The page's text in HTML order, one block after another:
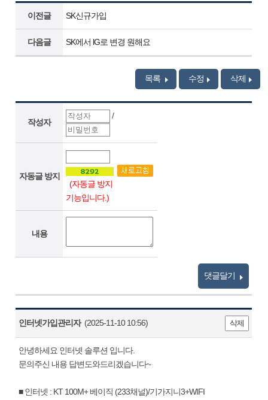
이전글 SK신규가입
다음글 SK에서 lG로 변경 원해요
목록 수정 삭제
작성자
/
자동글 방지
(자동글 방지
기능입니다.)
내용
댓글달기
인터넷가입관리자(2025-11-10 10:56) 삭제
안녕하세요 인터넷 솔루션 입니다.
문의주신 내용 답변도와드리겠습니다~
■ 인터넷 : KT 100M+ 베이직 (233채널)/기가지니3+WIFI